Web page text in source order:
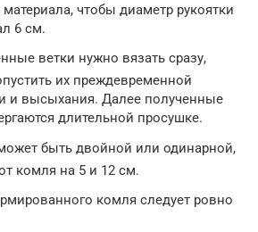
чтобы диаметр рукоятки
6 см.
ветки нужно вязать сразу,
их преждевременной
и высыхания. Далее полученные
длительной просушке.
быть двойной или одинарной,
комля на 5 и 12 см.
комля следует ровно